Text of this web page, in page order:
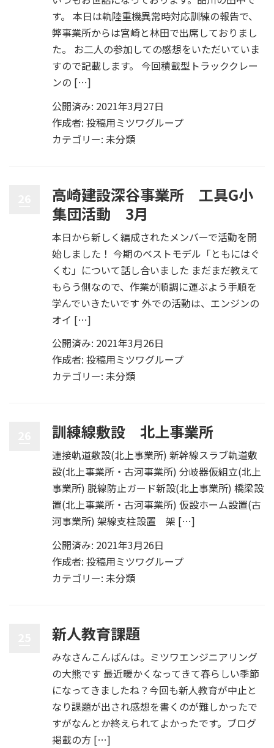
す。 本日は軌陸重機異常時対応訓練の報告で、
弊事業所からは宮崎と林田で出席しておりまし
た。 お二人の参加しての感想をいただいていま
すので記載します。 今回積載型トラッククレー
ンの […]
公開済み: 2021年3月27日
作成者: 投稿用ミツワグループ
カテゴリー: 未分類
高崎建設深谷事業所 工具G小
集団活動 3月
本日から新しく編成されたメンバーで活動を開
始しました！ 今期のベストモデル「ともにはぐ
くむ」について話し合いました まだまだ教えて
もらう側なので、作業が順調に運ぶよう手順を
学んでいきたいです 外での活動は、エンジンの
オイ […]
公開済み: 2021年3月26日
作成者: 投稿用ミツワグループ
カテゴリー: 未分類
訓練線敷設 北上事業所
連接軌道敷設(北上事業所) 新幹線スラブ軌道敷
設(北上事業所・古河事業所) 分岐器仮組立(北上
事業所) 脱線防止ガード新設(北上事業所) 橋梁設
置(北上事業所・古河事業所) 仮設ホーム設置(古
河事業所) 架線支柱設置 架 […]
公開済み: 2021年3月26日
作成者: 投稿用ミツワグループ
カテゴリー: 未分類
新人教育課題
みなさんこんばんは。ミツワエンジニアリング
の大熊です 最近暖かくなってきて春らしい季節
になってきましたね？今回も新人教育が中止と
なり課題が出され感想を書くのが難しかったで
すがなんとか終えられてよかったです。ブログ
掲載の方 […]